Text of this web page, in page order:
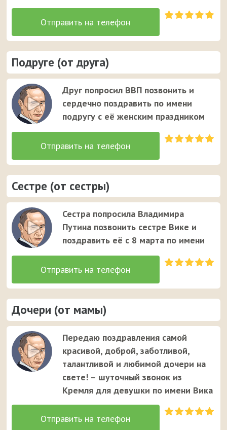
Подруге (от друга)
Друг попросил ВВП позвонить и
сердечно поздравить по имени
подругу с её женским праздником
Сестре (от сестры)
Сестра попросила Владимира
Путина позвонить сестре Вике и
поздравить её с 8 марта по имени
Дочери (от мамы)
Передаю поздравления самой
красивой, доброй, заботливой,
талантливой и любимой дочери на
свете! – шуточный звонок из
Кремля для девушки по имени Вика